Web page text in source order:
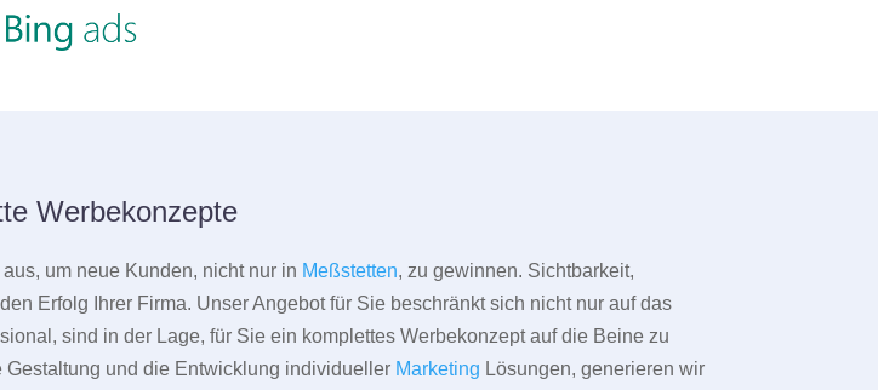
Werbekonzepte
um neue Kunden, nicht nur in Meßstetten, zu gewinnen. Sichtbarkeit,
Erfolg Ihrer Firma. Unser Angebot für Sie beschränkt sich nicht nur auf das
sind in der Lage, für Sie ein komplettes Werbekonzept auf die Beine zu
und die Entwicklung individueller Marketing Lösungen, generieren wir